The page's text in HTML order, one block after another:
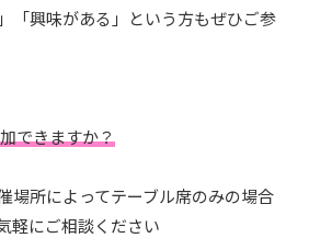
「興味がある」という方もぜひご参
できますか？
場所によってテーブル席のみの場合
軽にご相談ください